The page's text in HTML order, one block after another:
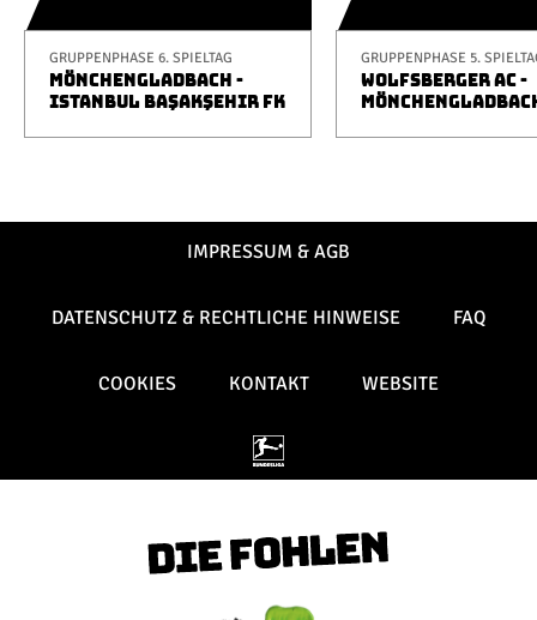
GRUPPENPHASE 6. SPIELTAG
MÖNCHENGLADBACH -
ISTANBUL BAŞAKŞEHIR FK
GRUPPENPHASE 5.
WOLFSBERGER AC -
IMPRESSUM & AGB
DATENSCHUTZ & RECHTLICHE HINWEISE FAQ
COOKIES KONTAKT WEBSITE